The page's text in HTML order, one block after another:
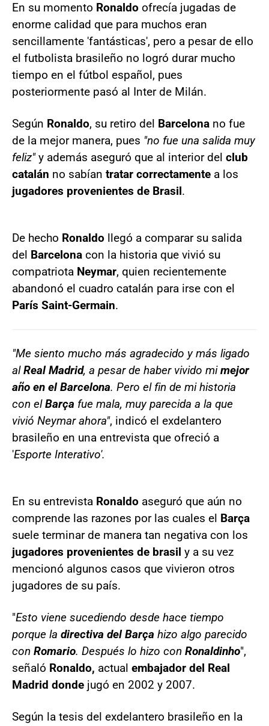
En su momento Ronaldo ofrecía jugadas de
enorme calidad que para muchos eran
sencillamente 'fantásticas', pero a pesar de ello
el futbolista brasileño no logró durar mucho
tiempo en el fútbol español, pues
posteriormente pasó al Inter de Milán.
Según Ronaldo, su retiro del Barcelona no fue
de la mejor manera, pues "no fue una salida muy
feliz"y además aseguró que al interior del club
catalán no sabían tratar correctamente a los
jugadores provenientes de Brasil.
De hecho Ronaldo llegó a comparar su salida
del Barcelona con la historia que vivió su
compatriota Neymar, quien recientemente
abandonó el cuadro catalán para irse con el
París Saint-Germain.
"Me siento mucho más agradecido y más ligado
alReal Madrid, a pesar de haber vivido mimejor
año en el Barcelona. Pero el fin de mi historia
con elBarça fue mala, muy parecida a la que
vivió Neymar ahora", indicó el exdelantero
brasileño en una entrevista que ofreció a
'Esporte Interativo'.
En su entrevista Ronaldo aseguró que aún no
comprende las razones por las cuales el Barça
suele terminar de manera tan negativa con los
jugadores provenientes de brasil y a su vez
mencionó algunos casos que vivieron otros
jugadores de su país.
"Esto viene sucediendo desde hace tiempo
porque la directiva del Barça hizo algo parecido
con Romario. Después lo hizo con Ronaldinho",
señaló Ronaldo, actual embajador del Real
Madrid donde jugó en 2002 y 2007.
Según la tesis del exdelantero brasileño en la